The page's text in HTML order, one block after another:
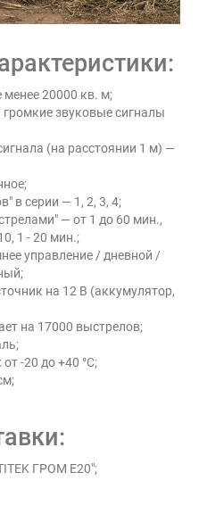
20000 кв. м;
звуковые сигналы
(на расстоянии 1 м) —
в серии — 1, 2, 3, 4;
— от 1 до 60 мин.,
1 - 20 мин.;
управление / дневной /
на 12 В (аккумулятор,
на 17000 выстрелов;
-20 до +40 °C;
ГРОМ E20";